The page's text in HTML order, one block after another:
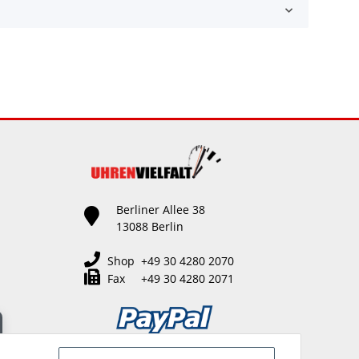
Berliner Allee 38
13088 Berlin
Shop +49 30 4280 2070
Fax +49 30 4280 2071